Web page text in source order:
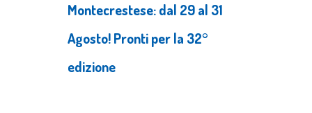
Montecrestese: dal 29 al 31
Agosto! Pronti per la 32°
edizione